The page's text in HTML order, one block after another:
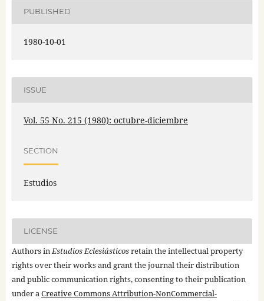
PUBLISHED
1980-10-01
ISSUE
Vol. 55 No. 215 (1980): octubre-diciembre
SECTION
Estudios
LICENSE
Authors inEstudios Eclesiásticosretain the intellectual property
rights over their works and grant the journal their distribution
and public communication rights, consenting to their publication
under aCreative Commons Attribution-NonCommercial-